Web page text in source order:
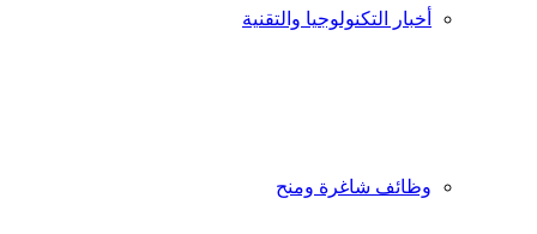
أخبار التكنولوجيا والتقنية
وظائف شاغرة ومنح